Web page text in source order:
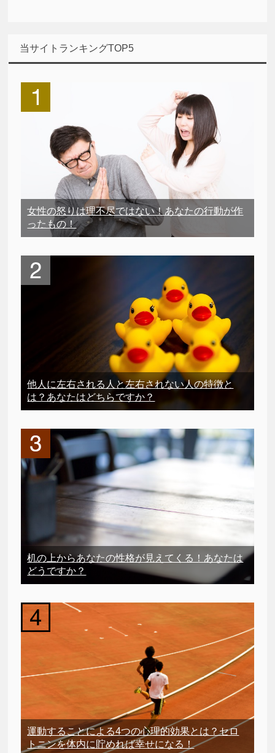
当サイトランキングTOP5
女性の怒りは理不尽ではない！あなたの行動が作
ったもの！
他人に左右される人と左右されない人の特徴と
は？あなたはどちらですか？
机の上からあなたの性格が見えてくる！あなたは
どうですか？
運動することによる4つの心理的効果とは？セロ
トニンを体内に貯めれば幸せになる！